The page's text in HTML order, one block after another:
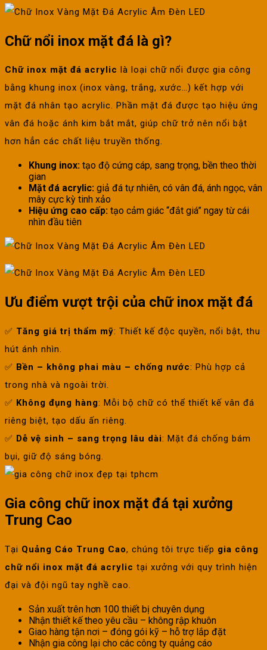
Chữ nổi inox mặt đá là gì?
Chữ inox mặt đá acrylic
là loại chữ nổi được gia công
bằng khung inox (inox vàng, trắng, xước…) kết hợp với
mặt đá nhân tạo acrylic. Phần mặt đá được tạo hiệu ứng
vân đá hoặc ánh kim bắt mắt, giúp chữ trở nên nổi bật
hơn hẳn các chất liệu truyền thống.
Khung inox: tạo độ cứng cáp, sang trọng, bền theo thời
gian
Mặt đá acrylic: giả đá tự nhiên, có vân đá, ánh ngọc, vân
mây cực kỳ tinh xảo
Hiệu ứng cao cấp: tạo cảm giác “đắt giá” ngay từ cái
nhìn đầu tiên
Ưu điểm vượt trội của chữ inox mặt đá
✅ Tăng giá trị thẩm mỹ: Thiết kế độc quyền, nổi bật, thu
hút ánh nhìn.
✅ Bền – không phai màu – chống nước: Phù hợp cả
trong nhà và ngoài trời.
✅ Không đụng hàng: Mỗi bộ chữ có thể thiết kế vân đá
riêng biệt, tạo dấu ấn riêng.
✅ Dễ vệ sinh – sang trọng lâu dài: Mặt đá chống bám
bụi, giữ độ sáng bóng.
Gia công chữ inox mặt đá tại xưởng
Trung Cao
Tại Quảng Cáo Trung Cao, chúng tôi trực tiếp gia công
chữ nổi inox mặt đá acrylic tại xưởng với quy trình hiện
đại và đội ngũ tay nghề cao.
Sản xuất trên hơn 100 thiết bị chuyên dụng
Nhận thiết kế theo yêu cầu – không rập khuôn
Giao hàng tận nơi – đóng gói kỹ – hỗ trợ lắp đặt
Nhận gia công lại cho các công ty quảng cáo